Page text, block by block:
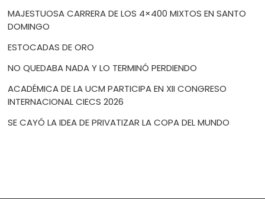
MAJESTUOSA CARRERA DE LOS 4×400 MIXTOS EN SANTO
DOMINGO
ESTOCADAS DE ORO
NO QUEDABA NADA Y LO TERMINÓ PERDIENDO
ACADÉMICA DE LA UCM PARTICIPA EN XII CONGRESO
INTERNACIONAL CIECS 2026
SE CAYÓ LA IDEA DE PRIVATIZAR LA COPA DEL MUNDO